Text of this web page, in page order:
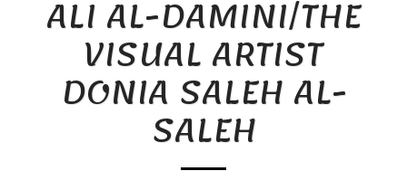
ALI AL-DAMINI/THE
VISUAL ARTIST
DONIA SALEH AL-
SALEH